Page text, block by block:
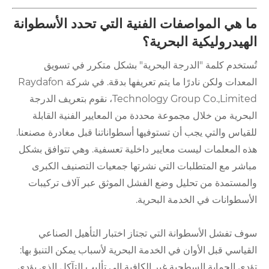
ما هي المواصفات الفنية التي تحدد الأسطوانة
الهيدروليكية البحرية؟
تُستخدم كلمة "الدرجة البحرية" بشكل متكرر في تسويق
المعدات ولكن نادرًا ما يتم تعريفها بدقة. في شركة Raydafon
Technology Group Co.,Limited، نقوم بتعريف الدرجة
البحرية من خلال مجموعة محددة من المعايير الفنية القابلة
للقياس والتي يجب أن تستوفيها أسطواناتنا قبل مغادرة مصنعنا.
هذه المعلمات ليست معايير داخلية تعسفية. وهي تتوافق بشكل
مباشر مع المتطلبات التي نشرتها جمعيات التصنيف الكبرى
والمستمدة من تحليل وضع الفشل الموثق عبر آلاف تركيبات
الأسطوانات في الخدمة البحرية.
سوف تفشل الأسطوانة التي تجتاز اختبار التأهيل الصناعي
القياسي قبل الأوان في الخدمة البحرية لأسباب يمكن التنبؤ بها:
تؤدي الحماية السطحية غير الكافية إلى تأليب التآكل الذي يؤدي